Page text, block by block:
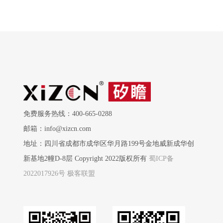
免费服务热线：400-665-0288
邮箱：info@xizcn.com
地址：四川省成都市成华区华月路199号金地威新成华创
新基地2幢D-8层 Copyright 2022版权所有蜀ICP备
2022017926号 极客联盟